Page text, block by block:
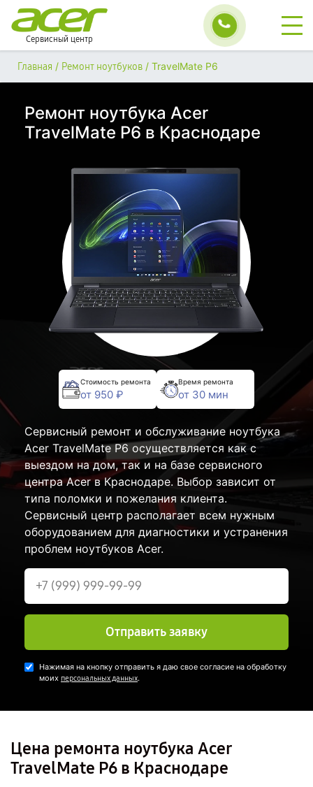
Сервисный центр
Главная / Ремонт ноутбуков / TravelMate P6
Ремонт ноутбука Acer
TravelMate P6 в Краснодаре
Стоимость ремонта
от 950 ₽
Время ремонта
от 30 мин
Сервисный ремонт и обслуживание ноутбука
Acer TravelMate P6 осуществляется как с
выездом на дом, так и на базе сервисного
центра Acer в Краснодаре. Выбор зависит от
типа поломки и пожелания клиента.
Сервисный центр располагает всем нужным
оборудованием для диагностики и устранения
проблем ноутбуков Acer.
Отправить заявку
Нажимая на кнопку отправить я даю свое согласие на обработку
моих персональных данных.
Цена ремонта ноутбука Acer
TravelMate P6 в Краснодаре